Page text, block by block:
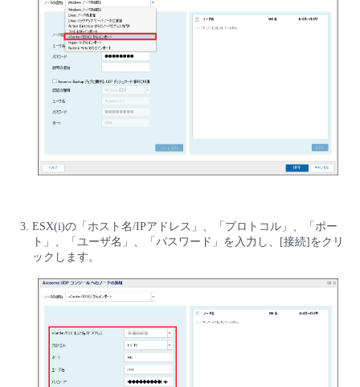
- Flexible InterConnect
- Flexible Remote Access
- vUTM2
ESX(i)の「ホスト名/IPアドレス」、「プロトコル」、「ポー
ト」、「ユーザ名」、「パスワード」を入力し、[接続]をクリ
ックします。